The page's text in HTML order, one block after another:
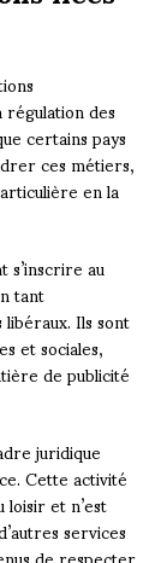
des
certains pays
ces métiers,
en la
au
tant
Ils sont
et sociales,
de publicité
juridique
Cette activité
et n’est
services